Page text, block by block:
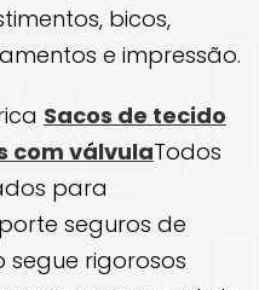
bicos,
e impressão.
Sacos de tecido
com válvulaTodos
para
seguros de
rigorosos